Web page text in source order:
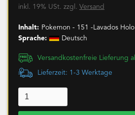
inkl. 19% USt. zzgl. Versand
Inhalt: Pokemon - 151 -Lavados
Sprache:
Deutsch
Versandkostenfreie Lieferung
Lieferzeit: 1-3 Werktage